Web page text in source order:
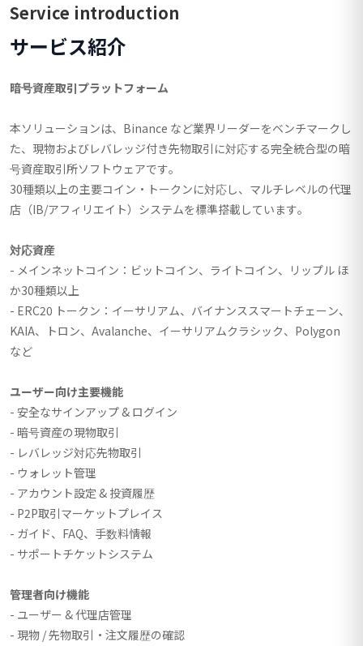
Service introduction
サービス紹介
暗号資産取引プラットフォーム
本ソリューションは、Binance など業界リーダーをベンチマークし
た、現物およびレバレッジ付き先物取引に対応する完全統合型の暗
号資産取引所ソフトウェアです。
30種類以上の主要コイン・トークンに対応し、マルチレベルの代理
店（IB/アフィリエイト）システムを標準搭載しています。
対応資産
- メインネットコイン：ビットコイン、ライトコイン、リップル ほ
か30種類以上
- ERC20 トークン：イーサリアム、バイナンススマートチェーン、
KAIA、トロン、Avalanche、イーサリアムクラシック、Polygon
など
ユーザー向け主要機能
- 安全なサインアップ & ログイン
- 暗号資産の現物取引
- レバレッジ対応先物取引
- ウォレット管理
- アカウント設定 & 投資履歴
- P2P取引マーケットプレイス
- ガイド、FAQ、手数料情報
- サポートチケットシステム
管理者向け機能
- ユーザー & 代理店管理
- 現物 / 先物取引・注文履歴の確認